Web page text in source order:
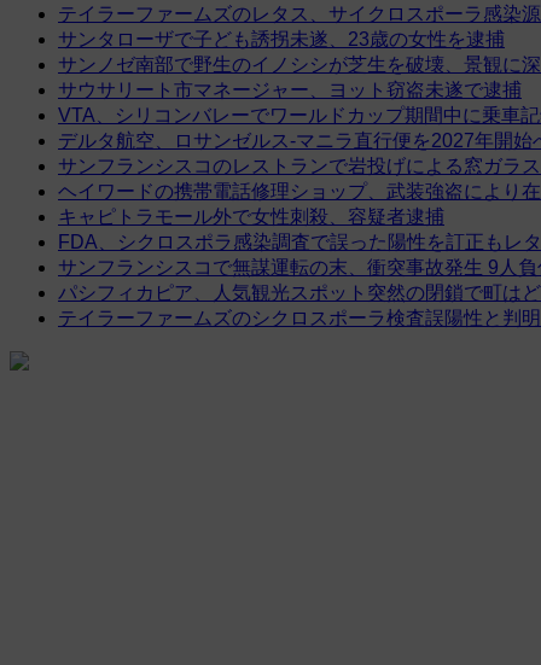
テイラーファームズのレタス、サイクロスポーラ感染
サンタローザで子ども誘拐未遂、23歳の女性を逮捕
サンノゼ南部で野生のイノシシが芝生を破壊、景観に
サウサリート市マネージャー、ヨット窃盗未遂で逮捕
VTA、シリコンバレーでワールドカップ期間中に乗車
デルタ航空、ロサンゼルス-マニラ直行便を2027年開始
サンフランシスコのレストランで岩投げによる窓ガラ
ヘイワードの携帯電話修理ショップ、武装強盗により
キャピトラモール外で女性刺殺、容疑者逮捕
FDA、シクロスポラ感染調査で誤った陽性を訂正もレ
サンフランシスコで無謀運転の末、衝突事故発生 9人負
パシフィカピア、人気観光スポット突然の閉鎖で町は
テイラーファームズのシクロスポーラ検査誤陽性と判